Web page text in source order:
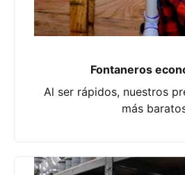
Fontaneros
Al ser rápidos, nuestros
más